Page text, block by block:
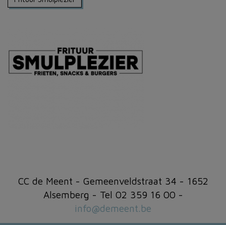
CC de Meent - Gemeenveldstraat 34 - 1652
Alsemberg - Tel 02 359 16 00 -
info@demeent.be